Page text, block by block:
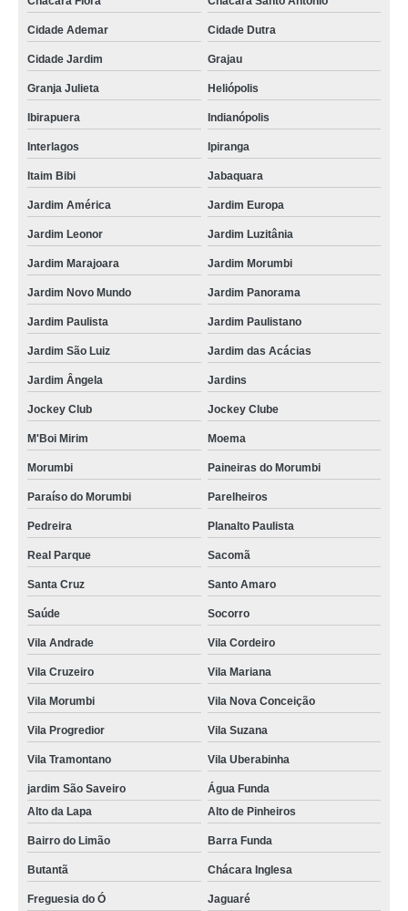
Cidade Ademar Cidade Dutra
Cidade Jardim Grajau
Granja Julieta Heliópolis
Ibirapuera Indianópolis
Interlagos Ipiranga
Itaim Bibi Jabaquara
Jardim América Jardim Europa
Jardim Leonor Jardim Luzitânia
Jardim Marajoara Jardim Morumbi
Jardim Novo Mundo Jardim Panorama
Jardim Paulista Jardim Paulistano
Jardim São Luiz Jardim das Acácias
Jardim Ângela Jardins
Jockey Club Jockey Clube
M'Boi Mirim Moema
Morumbi Paineiras do Morumbi
Paraíso do Morumbi Parelheiros
Pedreira Planalto Paulista
Real Parque Sacomã
Santa Cruz Santo Amaro
Saúde Socorro
Vila Andrade Vila Cordeiro
Vila Cruzeiro Vila Mariana
Vila Morumbi Vila Nova Conceição
Vila Progredior Vila Suzana
Vila Tramontano Vila Uberabinha
jardim São Saveiro
Água Funda
Alto da Lapa
Alto de Pinheiros
Bairro do Limão Barra Funda
Butantã Chácara Inglesa
Freguesia do Ó Jaguaré